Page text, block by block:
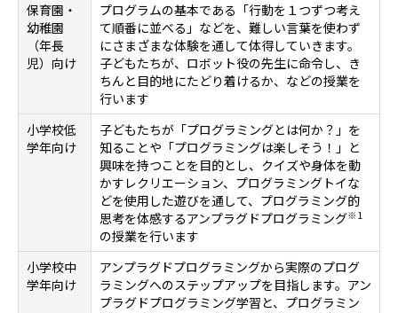
保育園・
幼稚園
（年長
児）向け
プログラムの基本である「行動を１つずつ考え
て順番に並べる」などを、難しい言葉を使わず
にさまざまな体験を通して体得していきます。
子どもたちが、ロボット役の先生に命令し、き
ちんと目的地にたどり着けるか、などの授業を
行います
小学校低
学年向け
子どもたちが「プログラミングとは何か？」を
知ることや「プログラミングは楽しそう！」と
興味を持つことを目的とし、クイズや身体を動
かすレクリエーション、プログラミングトイな
どを使用した遊びを通して、プログラミング的
思考を体感するアンプラグドプログラミング※1
の授業を行います
小学校中
学年向け
アンプラグドプログラミングから実際のプログ
ラミングへのステップアップを目指します。アン
プラグドプログラミング学習と、プログラミン